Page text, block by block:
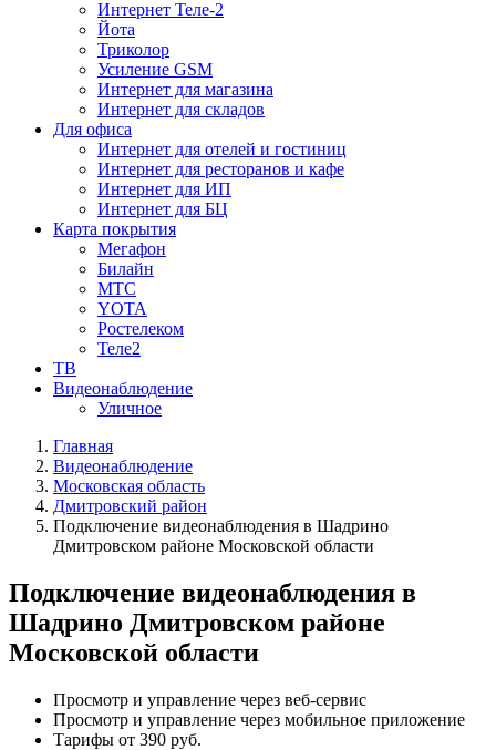
Интернет Теле-2
Йота
Триколор
Усиление GSM
Интернет для магазина
Интернет для складов
Для офиса
Интернет для отелей и гостиниц
Интернет для ресторанов и кафе
Интернет для ИП
Интернет для БЦ
Карта покрытия
Мегафон
Билайн
МТС
YOTA
Ростелеком
Теле2
ТВ
Видеонаблюдение
Уличное
Главная
Видеонаблюдение
Московская область
Дмитровский район
Подключение видеонаблюдения в Шадрино
Дмитровском районе Московской области
Подключение видеонаблюдения в
Шадрино Дмитровском районе
Московской области
Просмотр и управление через веб-сервис
Просмотр и управление через мобильное приложение
Тарифы от 390 руб.